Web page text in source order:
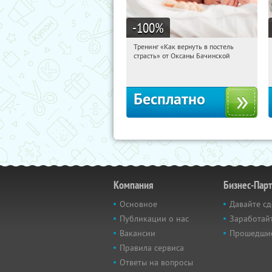
-100%
10:48:15 Получили:
Тренинг «Как вернуть в постель
страсть» от Оксаны Бачинской
Бесплатно
Компания
Основное
Публикации о нас
Вакансии
Правила сервиса
Ответы на вопросы
Бизнес-
Давайте